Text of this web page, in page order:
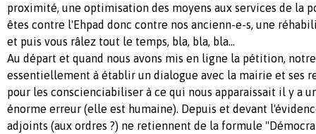
proximité, une optimisation des moyens aux services de la
êtes contre l'Ehpad donc contre nos ancienn-e-s, une
et puis vous râlez tout le temps, bla, bla, bla...
Au départ et quand nous avons mis en ligne la pétition,
essentiellement à établir un dialogue avec la mairie et ses
pour les conscienciabiliser à ce qui nous apparaissait il y a
énorme erreur (elle est humaine). Depuis et devant
adjoints (aux ordres ?) ne retiennent de la formule